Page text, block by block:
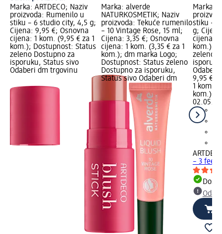
Marka: ARTDECO; Naziv
proizvoda: Rumenilo u
stiku – 6 studio city, 4,5 g;
Cijena: 9,95 €; Osnovna
cijena: 1 kom. (9,95 € za 1
kom.); Dostupnost: Status
zeleno Dostupno za
isporuku, Status sivo
Odaberi dm trgovinu
Marka: alverde
NATURKOSMETIK; Naziv
proizvoda: Tekuće rumenilo
– 10 Vintage Rose, 15 ml;
Cijena: 3,35 €; Osnovna
cijena: 1 kom. (3,35 € za 1
kom.); dm marka Logo;
Dostupnost: Status zeleno
Dostupno za isporuku,
Status sivo Odaberi dm
Marka:
stiku –
g;
cijena: 1
kom.);
zeleno
Odaberi
9,95 €
1 kom.
kom.)
– 3